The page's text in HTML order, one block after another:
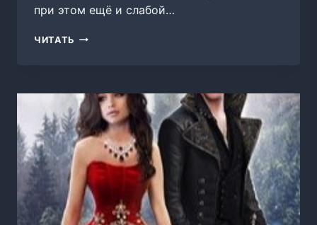
при этом ещё и слабой…
ЧИТАТЬ ВЕДЬМА
ЗАБЕРИТЕ
ВАШУ
МАШУ!